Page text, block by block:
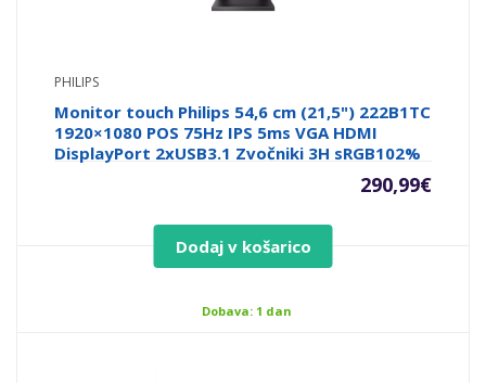
PHILIPS
Monitor touch Philips 54,6 cm (21,5") 222B1TC
1920×1080 POS 75Hz IPS 5ms VGA HDMI
DisplayPort 2xUSB3.1 Zvočniki 3H sRGB102%
290,99€
Dodaj v košarico
Dobava: 1 dan